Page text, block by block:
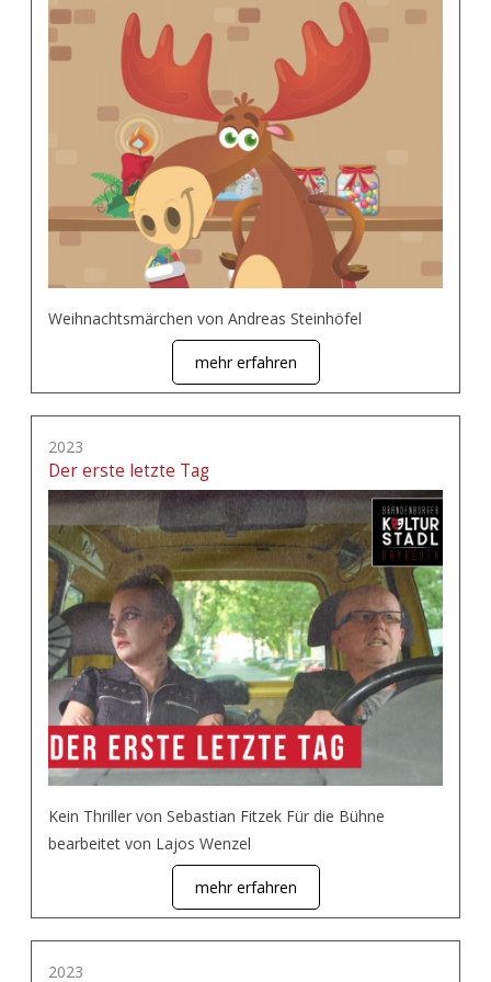
Weihnachtsmärchen von Andreas Steinhöfel
mehr erfahren
2023
Der erste letzte Tag
Kein Thriller von Sebastian Fitzek Für die Bühne
bearbeitet von Lajos Wenzel
mehr erfahren
2023